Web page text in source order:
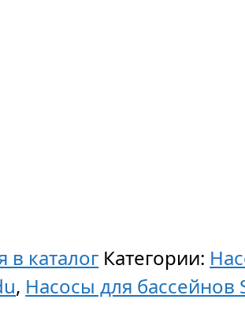
в каталог Категории:
, Насосы для бассейнов